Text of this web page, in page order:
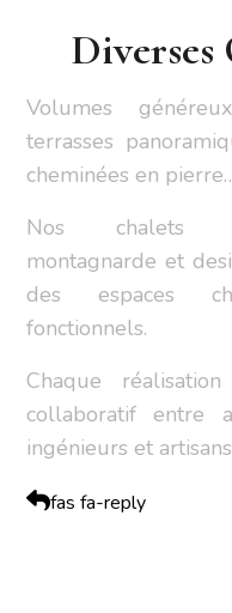
Volumes
terrasses
cheminées en
Nos chalets
montagnarde et
des espaces
fonctionnels.
Chaque
collaboratif entre
ingénieurs et
fas fa-reply